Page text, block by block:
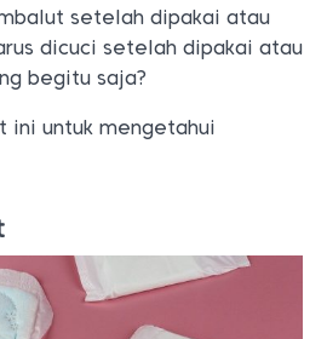
setelah dipakai atau
dicuci setelah dipakai atau
begitu saja?
ini untuk mengetahui